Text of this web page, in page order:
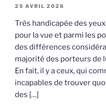
25 AVRIL 2026
Très handicapée des
pour la vue et parmi les
des différences
majorité des porteurs de
En fait, il y a ceux, qui
incapables de trouver
des […]